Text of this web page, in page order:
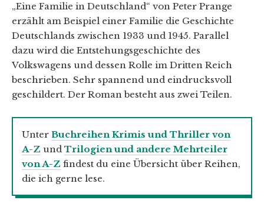
„Eine Familie in Deutschland“ von Peter Prange
erzählt am Beispiel einer Familie die Geschichte
Deutschlands zwischen 1933 und 1945. Parallel
dazu wird die Entstehungsgeschichte des
Volkswagens und dessen Rolle im Dritten Reich
beschrieben. Sehr spannend und eindrucksvoll
geschildert. Der Roman besteht aus zwei Teilen.
Unter Buchreihen Krimis und Thriller von
A-Z und Trilogien und andere Mehrteiler
von A-Z findest du eine Übersicht über Reihen,
die ich gerne lese.